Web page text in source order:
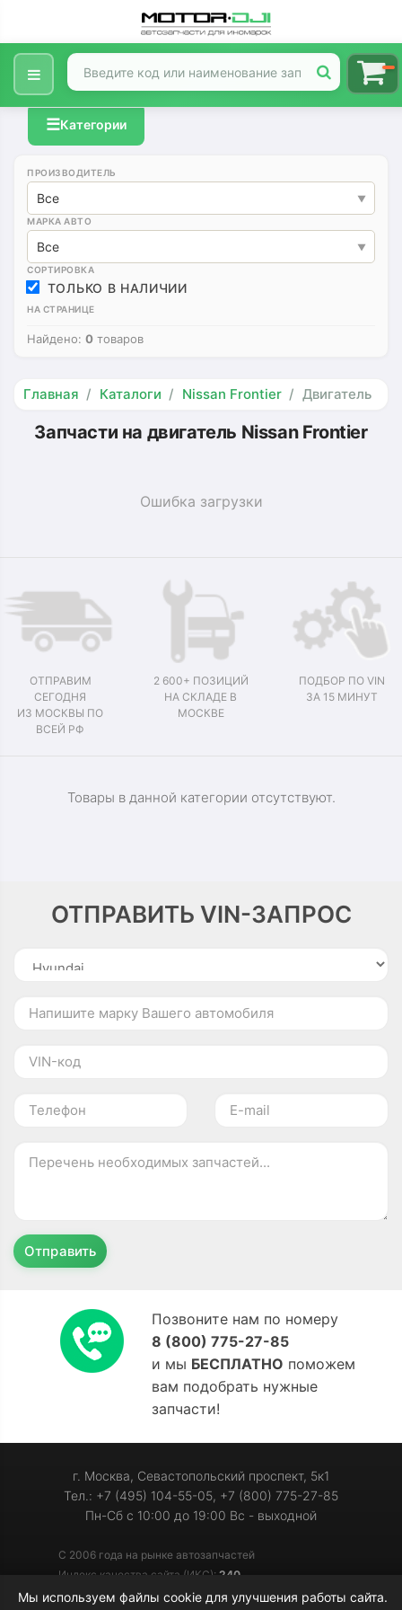
☰Категории
ПРОИЗВОДИТЕЛЬ
Все
МАРКА АВТО
Все
СОРТИРОВКА
ТОЛЬКО В НАЛИЧИИ
НА СТРАНИЦЕ
Найдено: 0 товаров
Главная Каталоги Nissan Frontier Двигатель
Запчасти на двигатель Nissan Frontier
Ошибка загрузки
ОТПРАВИМ
СЕГОДНЯ
ИЗ МОСКВЫ ПО
ВСЕЙ РФ
2 600+ ПОЗИЦИЙ
НА СКЛАДЕ В
МОСКВЕ
ПОДБОР ПО VIN
ЗА 15 МИНУТ
Товары в данной категории отсутствуют.
ОТПРАВИТЬ VIN-ЗАПРОС
Отправить
Позвоните нам по номеру
8 (800) 775-27-85
и мы БЕСПЛАТНО поможем
вам подобрать нужные
запчасти!
г. Москва, Севастопольский проспект, 5к1
Тел.: +7 (495) 104-55-05, +7 (800) 775-27-85
Пн-Сб с 10:00 до 19:00 Вс - выходной
С 2006 года на рынке автозапчастей
Индекс качества сайта (ИКС): 240
Мы используем файлы cookie для улучшения работы сайта.